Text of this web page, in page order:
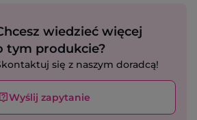
wiedzieć więcej
tym produkcie?
się z naszym doradcą!
Wyślij zapytanie